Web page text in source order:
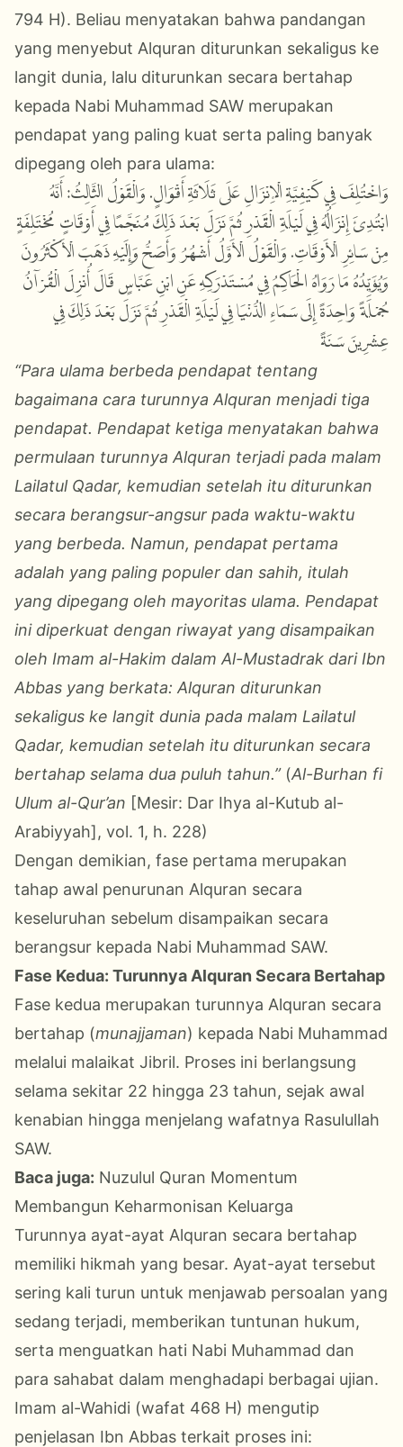
794 H). Beliau menyatakan bahwa pandangan
yang menyebut Alquran diturunkan sekaligus ke
langit dunia, lalu diturunkan secara bertahap
kepada Nabi Muhammad SAW merupakan
pendapat yang paling kuat serta paling banyak
dipegang oleh para ulama:
وَاخْتُلِفَ فِي كَيْفِيَّةِ الْإِنْزَالِ عَلَى ثَلَاثَةِ أَقْوَالٍ. وَالْقَوْلُ الثَّالِثُ: أَنَّهُ
ابْتُدِئَ إِنْزَالُهُ فِي لَيْلَةِ الْقَدْرِ ثُمَّ نَزَلَ بَعْدَ ذَلِكَ مُنَجَّمًا فِي أَوْقَاتٍ مُخْتَلِفَةٍ
مِنْ سَائِرِ الْأَوْقَاتِ. وَالْقَوْلُ الْأَوَّلُ أَشْهُرُ وَأَصَحُّ وَإِلَيْهِ ذَهَبَ الْأَكْثَرُونَ
وَيُؤَيِّدُهُ مَا رَوَاهُ الْحَاكِمُ فِي مُسْتَدْرَكِهِ عَنِ ابْنِ عَبَّاسٍ قَالَ أُنْزِلَ الْقُرْآنُ
جُمْلَةً وَاحِدَةً إِلَى سَمَاءِ الدُّنْيَا فِي لَيْلَةِ الْقَدْرِ ثُمَّ نَزَلَ بَعْدَ ذَلِكَ فِي
عِشْرِينَ سَنَةً
“Para ulama berbeda pendapat tentang
bagaimana cara turunnya Alquran menjadi tiga
pendapat. Pendapat ketiga menyatakan bahwa
permulaan turunnya Alquran terjadi pada malam
Lailatul Qadar, kemudian setelah itu diturunkan
secara berangsur-angsur pada waktu-waktu
yang berbeda. Namun, pendapat pertama
adalah yang paling populer dan sahih, itulah
yang dipegang oleh mayoritas ulama. Pendapat
ini diperkuat dengan riwayat yang disampaikan
oleh Imam al-Hakim dalam Al-Mustadrak dari Ibn
Abbas yang berkata: Alquran diturunkan
sekaligus ke langit dunia pada malam Lailatul
Qadar, kemudian setelah itu diturunkan secara
bertahap selama dua puluh tahun.”(Al-Burhan fi
Ulum al-Qur’an [Mesir: Dar Ihya al-Kutub al-
Arabiyyah], vol. 1, h. 228)
Dengan demikian, fase pertama merupakan
tahap awal penurunan Alquran secara
keseluruhan sebelum disampaikan secara
berangsur kepada Nabi Muhammad SAW.
Fase Kedua: Turunnya Alquran Secara Bertahap
Fase kedua merupakan turunnya Alquran secara
bertahap (munajjaman) kepada Nabi Muhammad
melalui malaikat Jibril. Proses ini berlangsung
selama sekitar 22 hingga 23 tahun, sejak awal
kenabian hingga menjelang wafatnya Rasulullah
SAW.
Baca juga: Nuzulul Quran Momentum
Membangun Keharmonisan Keluarga
Turunnya ayat-ayat Alquran secara bertahap
memiliki hikmah yang besar. Ayat-ayat tersebut
sering kali turun untuk menjawab persoalan yang
sedang terjadi, memberikan tuntunan hukum,
serta menguatkan hati Nabi Muhammad dan
para sahabat dalam menghadapi berbagai ujian.
Imam al-Wahidi (wafat 468 H) mengutip
penjelasan Ibn Abbas terkait proses ini: